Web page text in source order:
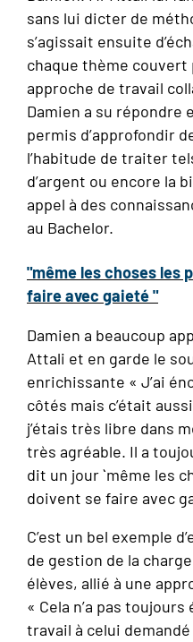
sans lui dicter de
s’agissait ensuite
chaque thème couvert
approche de travail
Damien a su répondre
permis d’approfondir
l’habitude de traiter
d’argent ou encore la
appel à des
au Bachelor.
"même les choses les
faire avec gaieté"
Damien a beaucoup
Attali et en garde le
enrichissante « J’ai
côtés mais c’était
j’étais très libre dans
très agréable. Il a
dit un jour `` même les
doivent se faire avec
C’est un bel exemple
de gestion de la
élèves, allié à une
« Cela n’a pas
travail à celui